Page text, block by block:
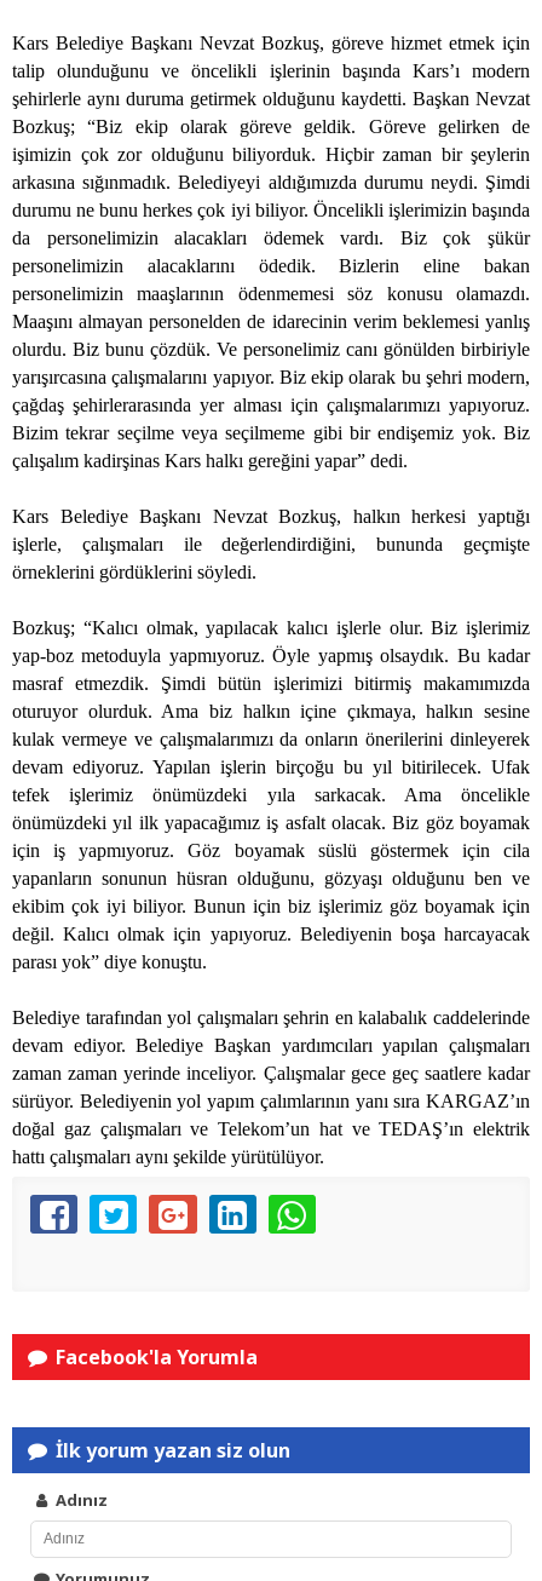
Kars Belediye Başkanı Nevzat Bozkuş, göreve hizmet etmek için
talip olunduğunu ve öncelikli işlerinin başında Kars’ı modern
şehirlerle aynı duruma getirmek olduğunu kaydetti. Başkan Nevzat
Bozkuş; “Biz ekip olarak göreve geldik. Göreve gelirken de
işimizin çok zor olduğunu biliyorduk. Hiçbir zaman bir şeylerin
arkasına sığınmadık. Belediyeyi aldığımızda durumu neydi. Şimdi
durumu ne bunu herkes çok iyi biliyor. Öncelikli işlerimizin başında
da personelimizin alacakları ödemek vardı. Biz çok şükür
personelimizin alacaklarını ödedik. Bizlerin eline bakan
personelimizin maaşlarının ödenmemesi söz konusu olamazdı.
Maaşını almayan personelden de idarecinin verim beklemesi yanlış
olurdu. Biz bunu çözdük. Ve personelimiz canı gönülden birbiriyle
yarışırcasına çalışmalarını yapıyor. Biz ekip olarak bu şehri modern,
çağdaş şehirlerarasında yer alması için çalışmalarımızı yapıyoruz.
Bizim tekrar seçilme veya seçilmeme gibi bir endişemiz yok. Biz
çalışalım kadirşinas Kars halkı gereğini yapar” dedi.
Kars Belediye Başkanı Nevzat Bozkuş, halkın herkesi yaptığı
işlerle, çalışmaları ile değerlendirdiğini, bununda geçmişte
örneklerini gördüklerini söyledi.
Bozkuş; “Kalıcı olmak, yapılacak kalıcı işlerle olur. Biz işlerimiz
yap-boz metoduyla yapmıyoruz. Öyle yapmış olsaydık. Bu kadar
masraf etmezdik. Şimdi bütün işlerimizi bitirmiş makamımızda
oturuyor olurduk. Ama biz halkın içine çıkmaya, halkın sesine
kulak vermeye ve çalışmalarımızı da onların önerilerini dinleyerek
devam ediyoruz. Yapılan işlerin birçoğu bu yıl bitirilecek. Ufak
tefek işlerimiz önümüzdeki yıla sarkacak. Ama öncelikle
önümüzdeki yıl ilk yapacağımız iş asfalt olacak. Biz göz boyamak
için iş yapmıyoruz. Göz boyamak süslü göstermek için cila
yapanların sonunun hüsran olduğunu, gözyaşı olduğunu ben ve
ekibim çok iyi biliyor. Bunun için biz işlerimiz göz boyamak için
değil. Kalıcı olmak için yapıyoruz. Belediyenin boşa harcayacak
parası yok” diye konuştu.
Belediye tarafından yol çalışmaları şehrin en kalabalık caddelerinde
devam ediyor. Belediye Başkan yardımcıları yapılan çalışmaları
zaman zaman yerinde inceliyor. Çalışmalar gece geç saatlere kadar
sürüyor. Belediyenin yol yapım çalımlarının yanı sıra KARGAZ’ın
doğal gaz çalışmaları ve Telekom’un hat ve TEDAŞ’ın elektrik
hattı çalışmaları aynı şekilde yürütülüyor.
Facebook'la Yorumla
İlk yorum yazan siz olun
Adınız